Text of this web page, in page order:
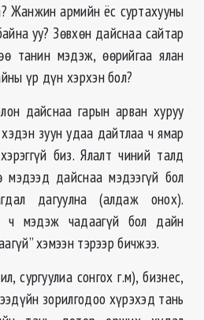
Жанжин армийн ёс суртахууны
уу? Зөвхөн дайснаа сайтар
танин мэдэж, өөрийгаа ялан
үр дүн хэрхэн бол?
дайснаа гарын арван хуруу
зуун удаа дайтлаа ч ямар
биз. Ялалт чиний талд
мэдээд дайснаа мэдээгүй бол
дагуулна (алдаж онох).
ч мэдэж чадаагүй бол дайн
хэмээн тэрээр бичжээ.
сургуулиа сонгох г.м), бизнес,
зорилгодоо хүрэхэд тань